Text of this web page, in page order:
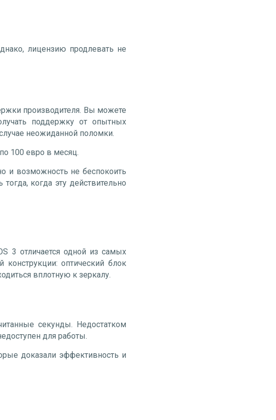
лицензию продлевать не
производителя. Вы можете
поддержку от опытных
неожиданной поломки.
100 евро в месяц.
и возможность не беспокоить
когда эту действительно
3 отличается одной из самых
оптический блок
вплотную к зеркалу.
секунды. Недостатком
для работы.
доказали эффективность и